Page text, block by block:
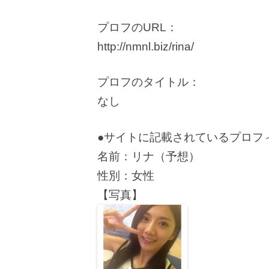
プロフのURL：
http://nmnl.biz/rina/
プロフのタイトル：
なし
●サイトに記載されているプロフ
名前：リナ（予想）
性別：女性
【写真】